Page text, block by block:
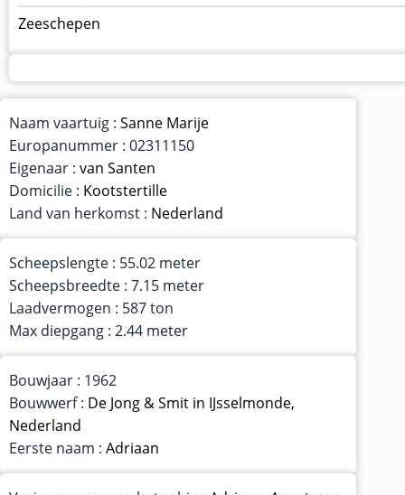
Zeeschepen
Naam vaartuig : Sanne Marije
Europanummer : 02311150
Eigenaar : van Santen
Domicilie : Kootstertille
Land van herkomst : Nederland
Scheepslengte : 55.02 meter
Scheepsbreedte : 7.15 meter
Laadvermogen : 587 ton
Max diepgang : 2.44 meter
Bouwjaar : 1962
Bouwwerf : De Jong & Smit in IJsselmonde,
Nederland
Eerste naam : Adriaan